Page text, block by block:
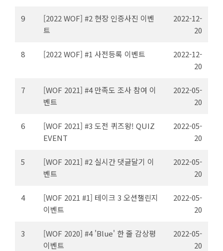
9
[2022 WOF] #2 현장 인증사진 이벤
트
2022-12-
20
8 [2022 WOF] #1 사전등록 이벤트
2022-12-
20
7
[WOF 2021] #4 만족도 조사 참여 이
벤트
2022-05-
20
6
[WOF 2021] #3 도전 퀴즈왕! QUIZ
EVENT
2022-05-
20
5
[WOF 2021] #2 실시간 댓글달기 이
벤트
2022-05-
20
4
[WOF 2021 #1] 테이크 3 오션챌린지
이벤트
2022-05-
20
3
[WOF 2020] #4 'Blue' 한 줄 감상평
이벤트
2022-05-
20